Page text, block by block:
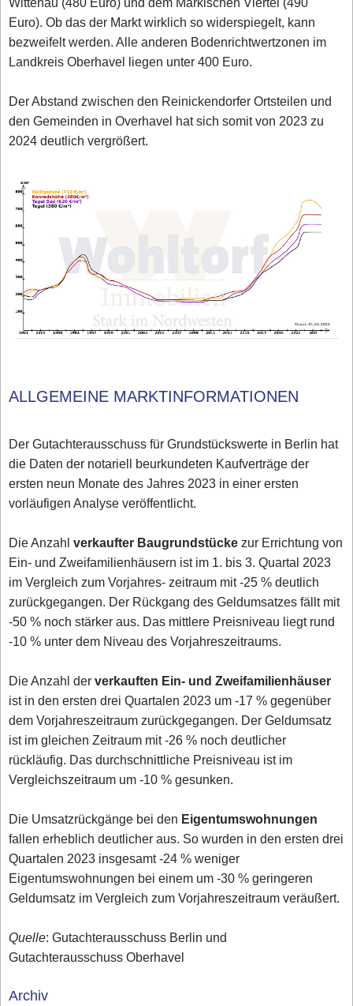
Euro). Ob das der Markt wirklich so widerspiegelt, kann
bezweifelt werden. Alle anderen Bodenrichtwertzonen im
Landkreis Oberhavel liegen unter 400 Euro.
Der Abstand zwischen den Reinickendorfer Ortsteilen und
den Gemeinden in Overhavel hat sich somit von 2023 zu
2024 deutlich vergrößert.
ALLGEMEINE MARKTINFORMATIONEN
Der Gutachterausschuss für Grundstückswerte in Berlin hat
die Daten der notariell beurkundeten Kaufverträge der
ersten neun Monate des Jahres 2023 in einer ersten
vorläufigen Analyse veröffentlicht.
Die Anzahlverkaufter Baugrundstückezur Errichtung von
Ein- und Zweifamilienhäusern ist im 1. bis 3. Quartal 2023
im Vergleich zum Vorjahres- zeitraum mit -25 % deutlich
zurückgegangen. Der Rückgang des Geldumsatzes fällt mit
-50 % noch stärker aus. Das mittlere Preisniveau liegt rund
-10 % unter dem Niveau des Vorjahreszeitraums.
Die Anzahl derverkauften Ein- und Zweifamilienhäuser
ist in den ersten drei Quartalen 2023 um -17 % gegenüber
dem Vorjahreszeitraum zurückgegangen. Der Geldumsatz
ist im gleichen Zeitraum mit -26 % noch deutlicher
rückläufig. Das durchschnittliche Preisniveau ist im
Vergleichszeitraum um -10 % gesunken.
Die Umsatzrückgänge bei den Eigentumswohnungen
fallen erheblich deutlicher aus. So wurden in den ersten drei
Quartalen 2023 insgesamt -24 % weniger
Eigentumswohnungen bei einem um -30 % geringeren
Geldumsatz im Vergleich zum Vorjahreszeitraum veräußert.
Quelle: Gutachterausschuss Berlin und
Gutachterausschuss Oberhavel
Archiv